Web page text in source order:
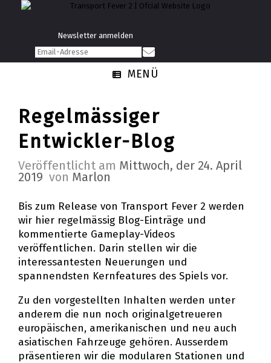
Newsletter anmelden
MENÜ
Regelmässiger
Entwickler-Blog
Veröffentlicht am Mittwoch, der 24. April
2019 von Marlon
Bis zum Release von Transport Fever 2 werden
wir hier regelmässig Blog-Einträge und
kommentierte Gameplay-Videos
veröffentlichen. Darin stellen wir die
interessantesten Neuerungen und
spannendsten Kernfeatures des Spiels vor.
Zu den vorgestellten Inhalten werden unter
anderem die nun noch originalgetreueren
europäischen, amerikanischen und neu auch
asiatischen Fahrzeuge gehören. Ausserdem
präsentieren wir die modularen Stationen und